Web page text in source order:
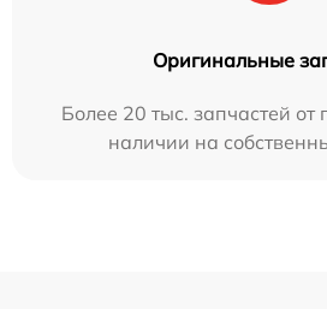
Оригинальные
Более 20 тыс. запчастей от
наличии на